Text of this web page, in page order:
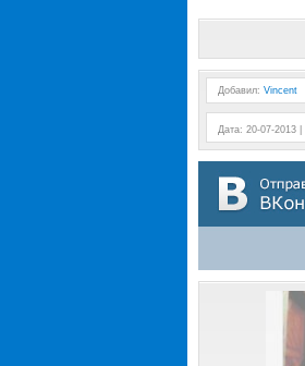
Добавил: Vincent
Дата: 20-07-2013 |